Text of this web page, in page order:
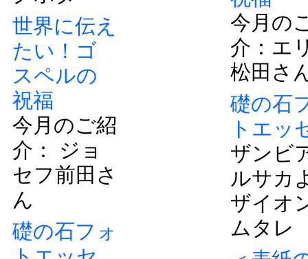
世界に伝え
たい！ゴ
スペルの
祝福
今月のご紹
介： ジョ
セフ前田さ
ん
礎の石フォ
今月の
介：エ
松田さ
礎の石
トエッ
ザンビ
ルサカ
ザイオ
ムタレ